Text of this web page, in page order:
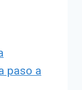
paso a